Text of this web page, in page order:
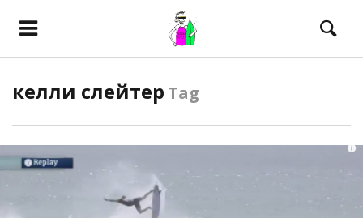
келли слейтер Tag